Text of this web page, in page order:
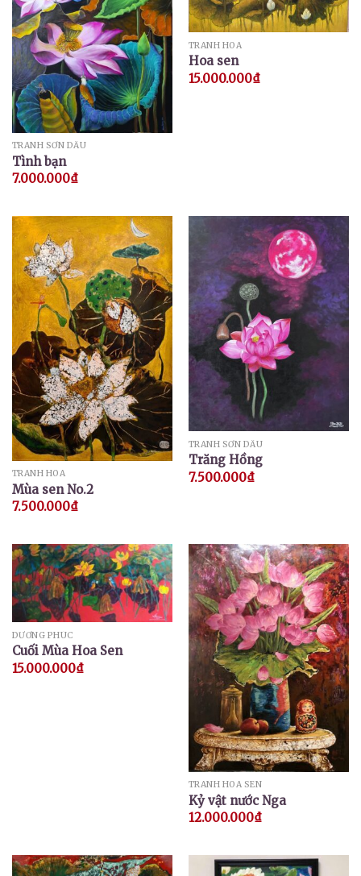
TRANH SƠN DẦU
Tình bạn
7.000.000₫
TRANH HOA
Hoa sen
15.000.000₫
TRANH HOA
Mùa sen No.2
7.500.000₫
TRANH SƠN DẦU
Trăng Hồng
7.500.000₫
DƯƠNG PHÚC
Cuối Mùa Hoa Sen
15.000.000₫
TRANH HOA SEN
Kỷ vật nước Nga
12.000.000₫